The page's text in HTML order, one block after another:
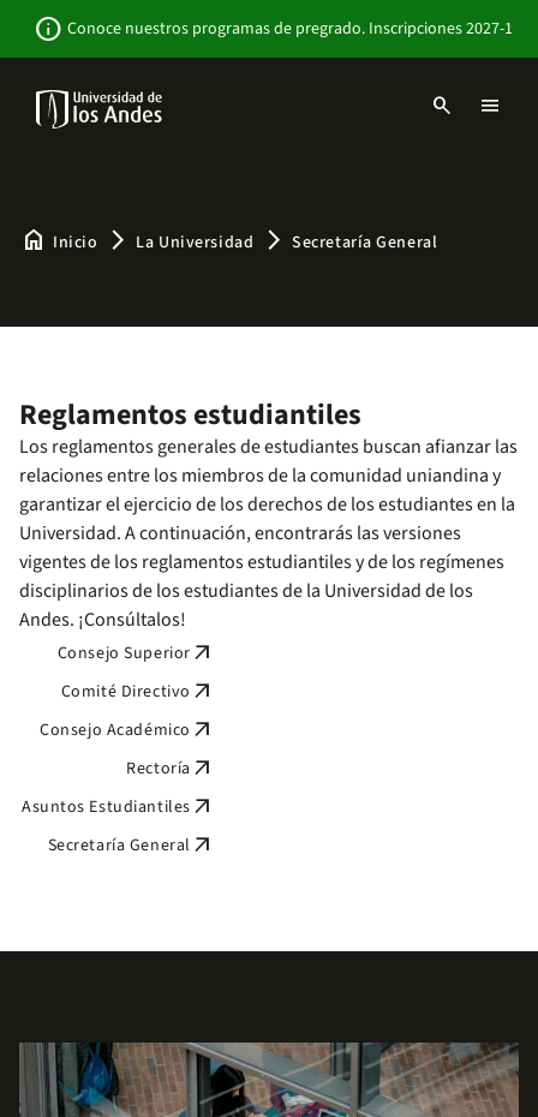
contenido
info Conoce nuestros programas de pregrado. Inscripciones 2027-1
search menu
home Inicio arrow_forward_ios La Universidad arrow_forward_ios Secretaría General
Reglamentos estudiantiles
Los reglamentos generales de estudiantes buscan afianzar las
relaciones entre los miembros de la comunidad uniandina y
garantizar el ejercicio de los derechos de los estudiantes en la
Universidad. A continuación, encontrarás las versiones
vigentes de los reglamentos estudiantiles y de los regímenes
disciplinarios de los estudiantes de la Universidad de los
Andes. ¡Consúltalos!
Consejo Superior arrow_outward
Comité Directivo arrow_outward
Consejo Académico arrow_outward
Rectoría arrow_outward
Asuntos Estudiantiles arrow_outward
Secretaría General arrow_outward